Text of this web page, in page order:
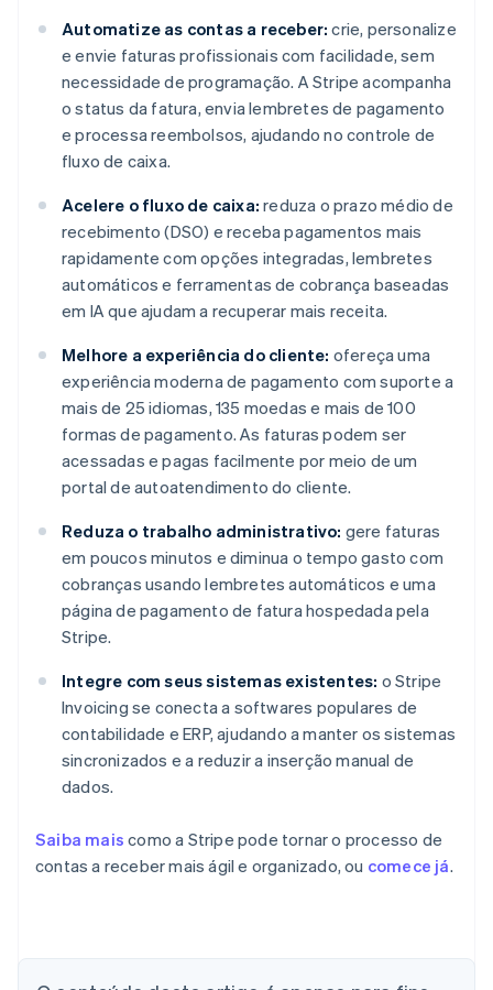
Automatize as contas a receber: crie, personalize
e envie faturas profissionais com facilidade, sem
necessidade de programação. A Stripe acompanha
o status da fatura, envia lembretes de pagamento
e processa reembolsos, ajudando no controle de
fluxo de caixa.
Acelere o fluxo de caixa: reduza o prazo médio de
recebimento (DSO) e receba pagamentos mais
rapidamente com opções integradas, lembretes
automáticos e ferramentas de cobrança baseadas
em IA que ajudam a recuperar mais receita.
Melhore a experiência do cliente: ofereça uma
experiência moderna de pagamento com suporte a
mais de 25 idiomas, 135 moedas e mais de 100
formas de pagamento. As faturas podem ser
acessadas e pagas facilmente por meio de um
portal de autoatendimento do cliente.
Reduza o trabalho administrativo: gere faturas
em poucos minutos e diminua o tempo gasto com
cobranças usando lembretes automáticos e uma
página de pagamento de fatura hospedada pela
Stripe.
Integre com seus sistemas existentes: o Stripe
Invoicing se conecta a softwares populares de
contabilidade e ERP, ajudando a manter os sistemas
sincronizados e a reduzir a inserção manual de
dados.
Saiba mais como a Stripe pode tornar o processo de
contas a receber mais ágil e organizado, ou comece já.
Austrália
English